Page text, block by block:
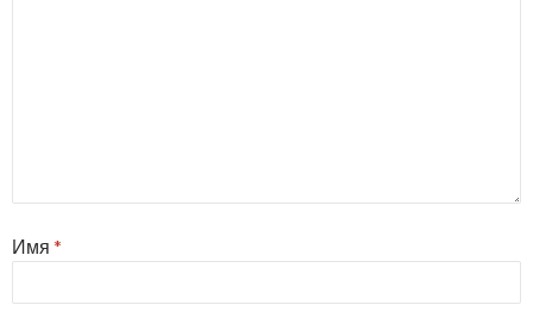
Имя *